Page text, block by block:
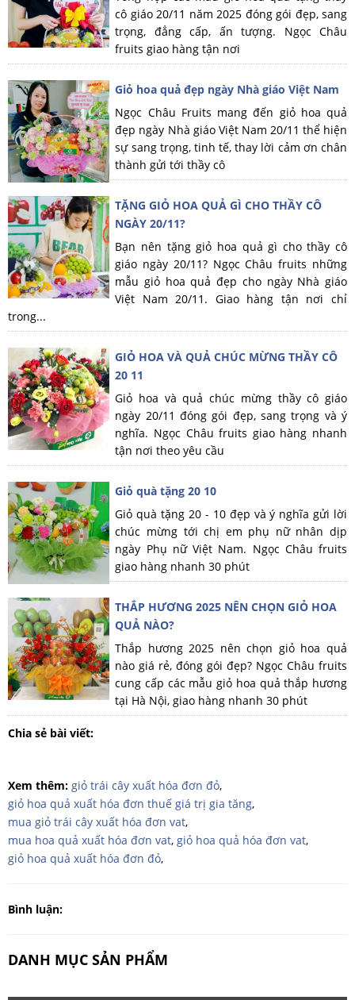
cô giáo 20/11 năm 2025 đóng gói đẹp, sang
trọng, đẳng cấp, ấn tượng. Ngọc Châu
fruits giao hàng tận nơi
Giỏ hoa quả đẹp ngày Nhà giáo Việt Nam
Ngọc Châu Fruits mang đến giỏ hoa quả
đẹp ngày Nhà giáo Việt Nam 20/11 thể hiện
sự sang trọng, tinh tế, thay lời cảm ơn chân
thành gửi tới thầy cô
TẶNG GIỎ HOA QUẢ GÌ CHO THẦY CÔ
NGÀY 20/11?
Bạn nên tặng giỏ hoa quả gì cho thầy cô
giáo ngày 20/11? Ngọc Châu fruits những
mẫu giỏ hoa quả đẹp cho ngày Nhà giáo
Việt Nam 20/11. Giao hàng tận nơi chỉ
trong...
GIỎ HOA VÀ QUẢ CHÚC MỪNG THẦY CÔ
20 11
Giỏ hoa và quả chúc mừng thầy cô giáo
ngày 20/11 đóng gói đẹp, sang trọng và ý
nghĩa. Ngọc Châu fruits giao hàng nhanh
tận nơi theo yêu cầu
Giỏ quà tặng 20 10
Giỏ quà tặng 20 - 10 đẹp và ý nghĩa gửi lời
chúc mừng tới chị em phụ nữ nhân dịp
ngày Phụ nữ Việt Nam. Ngọc Châu fruits
giao hàng nhanh 30 phút
THẮP HƯƠNG 2025 NÊN CHỌN GIỎ HOA
QUẢ NÀO?
Thắp hương 2025 nên chọn giỏ hoa quả
nào giá rẻ, đóng gói đẹp? Ngọc Châu fruits
cung cấp các mẫu giỏ hoa quả thắp hương
tại Hà Nội, giao hàng nhanh 30 phút
Chia sẻ bài viết:
Xem thêm: giỏ trái cây xuất hóa đơn đỏ,
giỏ hoa quả xuất hóa đơn thuế giá trị gia tăng,
mua giỏ trái cây xuất hóa đơn vat,
mua hoa quả xuất hóa đơn vat, giỏ hoa quả hóa đơn vat,
giỏ hoa quả xuất hóa đơn đỏ,
Bình luận:
DANH MỤC SẢN PHẨM